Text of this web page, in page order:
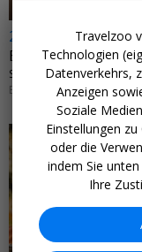
249 € p.P.
Belgrad: 3 Tage
SERBIEN
EINLÖSBAR BIS 28.
Travelzoo
Technologien
Datenverkehrs,
Anzeigen
Soziale
Einstellungen zu
oder die
indem Sie
Ihre